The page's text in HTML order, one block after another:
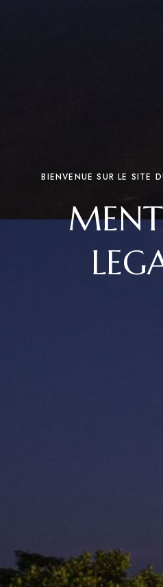
BIENVENUE SUR LE SITE